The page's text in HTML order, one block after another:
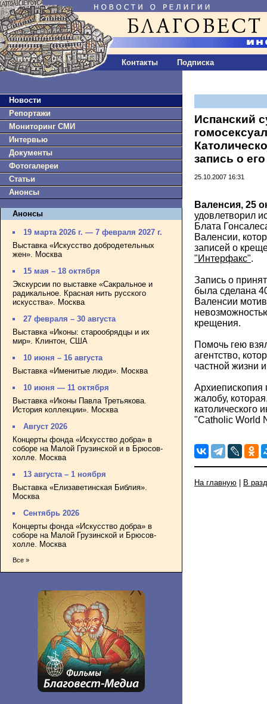
Контакты Подписка
Новости
Репортажи
Мониторинг СМИ
Интервью
Документы
Фотогалереи
Статьи
Анонсы
Анонсы
19 марта 2026 г. — 7 февраля 2027 г.
Выставка «Искусство добродетельных
жен». Москва
15 мая – 18 октября
Экскурсии по выставке «Сакральное и
радикальное. Красная нить русского
искусства». Москва
27 февраля – 30 августа
Выставка «Иконы: старообрядцы и их
мир». Клинтон, США
10 июня – 16 августа
Выставка «Именитые люди». Москва
10 июня — 11 октября
Выставка «Иконы Павла Третьякова.
История коллекции». Москва
Август 2026
Концерты фонда «Искусство добра» в
соборе на Малой Грузинской и в Брюсов-
холле. Москва
13 августа – 1 ноября
Выставка «Елизаветинская Библия».
Москва
Сентябрь 2026
Концерты фонда «Искусство добра» в
соборе на Малой Грузинской и Брюсов-
холле. Москва
Все »
Испанский
запись о
25.10.2007 16:31
Валенсия, 25
удовлетворил
Блата
Валенсии,
записей о
"Интерфакс".
Запись о
была сделана
Валенсии
крещения.
Помочь гею
агентство,
частной жизни
Архиепископия
жалобу,
католического
"Catholic World
На главную В